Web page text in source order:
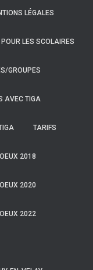
LÉGALES
POUR LES SCOLAIRES
GROUPES
AVEC TIGA
TARIFS
2018
2020
2022